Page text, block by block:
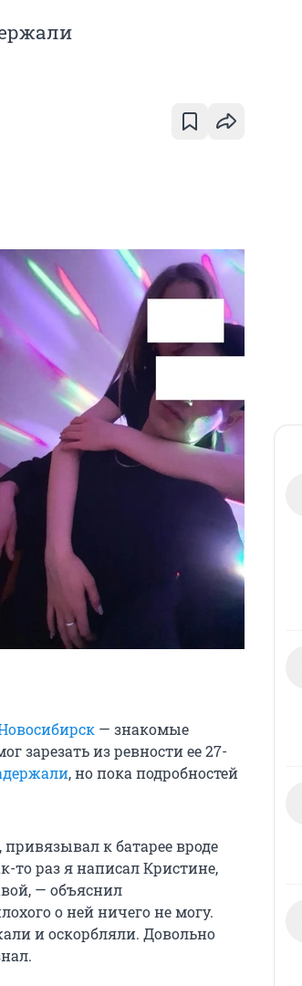
— знакомые
зарезать из ревности ее 27-
, но пока подробностей
привязывал к батарее вроде
то раз я написал Кристине,
— объяснил
о ней ничего не могу.
и оскорбляли. Довольно